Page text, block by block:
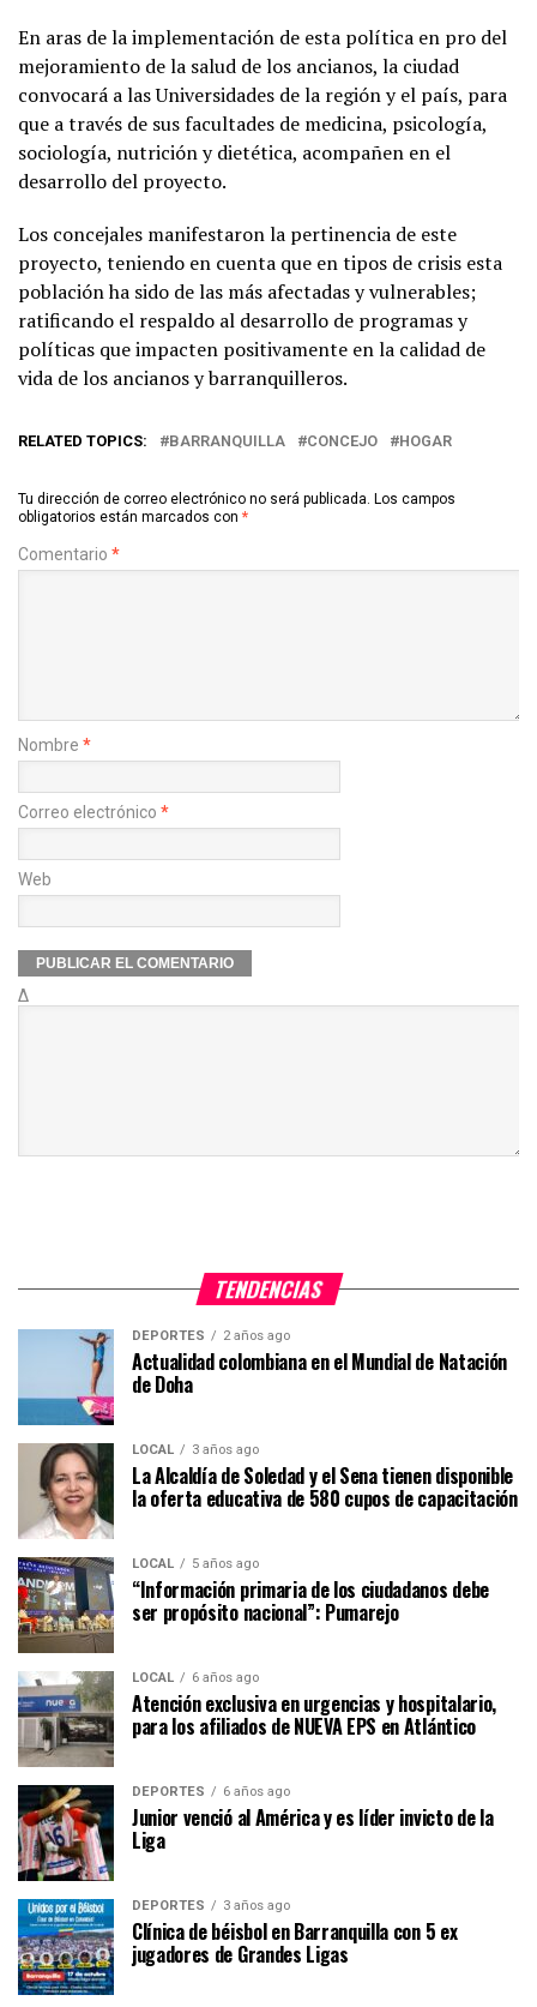
En aras de la implementación de esta política en pro del
mejoramiento de la salud de los ancianos, la ciudad
convocará a las Universidades de la región y el país, para
que a través de sus facultades de medicina, psicología,
sociología, nutrición y dietética, acompañen en el
desarrollo del proyecto.
Los concejales manifestaron la pertinencia de este
proyecto, teniendo en cuenta que en tipos de crisis esta
población ha sido de las más afectadas y vulnerables;
ratificando el respaldo al desarrollo de programas y
políticas que impacten positivamente en la calidad de
vida de los ancianos y barranquilleros.
RELATED TOPICS: BARRANQUILLA CONCEJO HOGAR
Tu dirección de correo electrónico no será publicada. Los campos
obligatorios están marcados con *
Comentario *
Nombre *
Correo electrónico *
Web
Δ
TENDENCIAS
DEPORTES 2 años ago
Actualidad colombiana en el Mundial de Natación
de Doha
LOCAL 3 años ago
La Alcaldía de Soledad y el Sena tienen disponible
la oferta educativa de 580 cupos de capacitación
LOCAL 5 años ago
“Información primaria de los ciudadanos debe
ser propósito nacional”: Pumarejo
LOCAL 6 años ago
Atención exclusiva en urgencias y hospitalario,
para los afiliados de NUEVA EPS en Atlántico
DEPORTES 6 años ago
Junior venció al América y es líder invicto de la
Liga
DEPORTES 3 años ago
Clínica de béisbol en Barranquilla con 5 ex
jugadores de Grandes Ligas